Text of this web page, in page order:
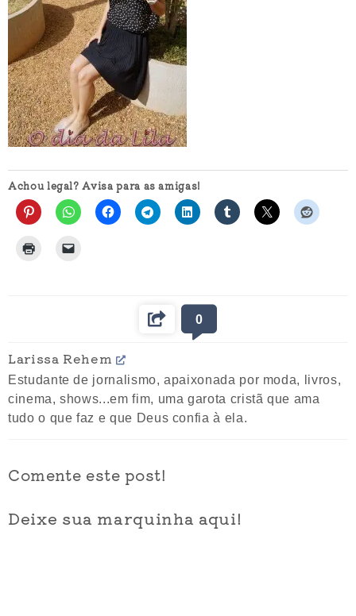
Achou legal? Avisa para as amigas!
0
Larissa Rehem
Estudante de jornalismo, apaixonada por moda, livros,
cinema, shows...em fim, uma garota cristã que ama
tudo o que faz e que Deus confia à ela.
Comente este post!
Deixe sua marquinha aqui!